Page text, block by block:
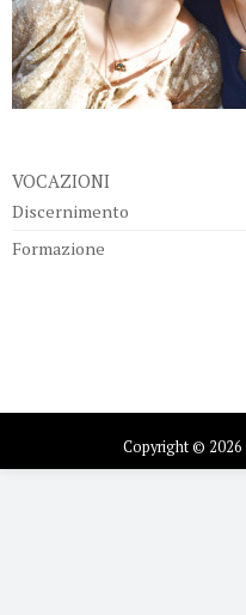
VOCAZIONI
Discernimento
Formazione
Copyright © 2026